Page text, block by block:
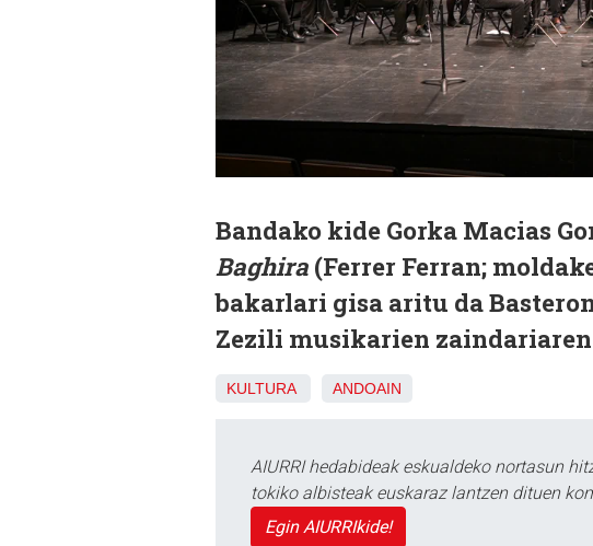
Bandako kide Gorka Macias
Baghira (Ferrer Ferran;
bakarlari gisa aritu da
Zezili musikarien
KULTURA ANDOAIN
AIURRI hedabideak eskualdeko nortasun
tokiko albisteak euskaraz lantzen dituen
Egin AIURRIkide!